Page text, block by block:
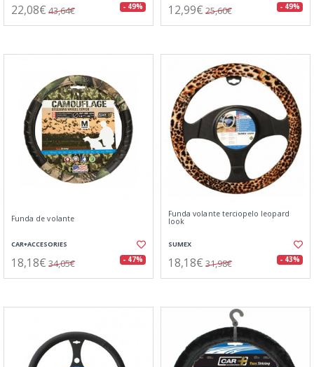
22,08€ 43,64€ - 49% 12,99€ 25,60€ - 49%
Funda de volante
CAR+ACCESORIES
18,18€ 34,05€ - 47%
Funda volante terciopelo leopard
look
SUMEX
18,18€ 31,98€ - 43%